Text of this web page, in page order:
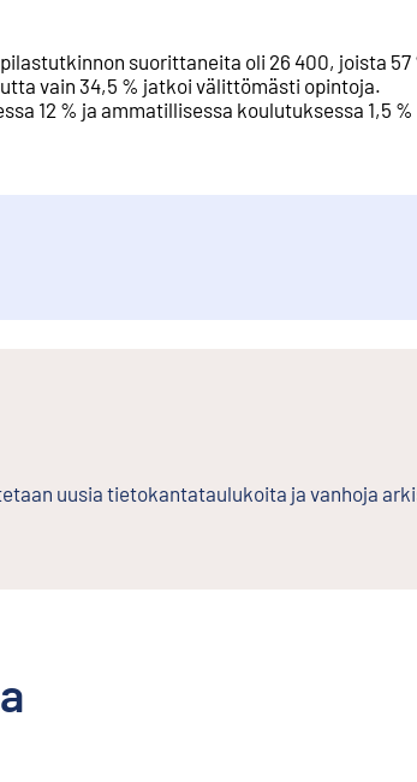
suorittaneita oli 26 400, joista 57
vain 34,5 % jatkoi välittömästi opintoja.
12 % ja ammatillisessa koulutuksessa 1,5
uusia tietokantataulukoita ja vanhoja